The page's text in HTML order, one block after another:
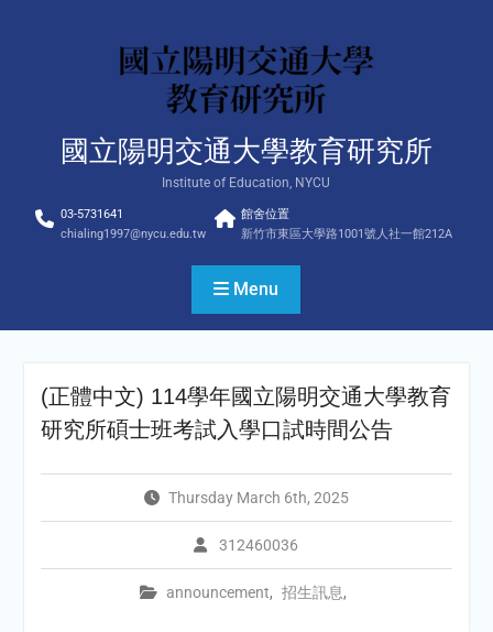
國立陽明交通大學教育研究所
Institute of Education, NYCU
03-5731641
chialing1997@nycu.edu.tw
館舍位置
新竹市東區大學路1001號人社一館212A
Menu
(正體中文) 114學年國立陽明交通大學教育
研究所碩士班考試入學口試時間公告
Thursday March 6th, 2025
312460036
announcement, 招生訊息,